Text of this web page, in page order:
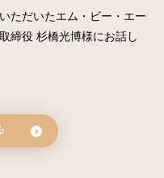
ただいたエム・ビー・エー
締役 杉橋光博様にお話し